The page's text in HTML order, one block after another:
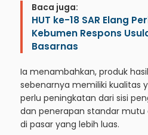
Baca juga:
HUT ke-18 SAR Elang
Kebumen Respons
Basarnas
Ia menambahkan, produk
sebenarnya memiliki kualitas
perlu peningkatan dari sisi
dan penerapan standar
di pasar yang lebih luas.